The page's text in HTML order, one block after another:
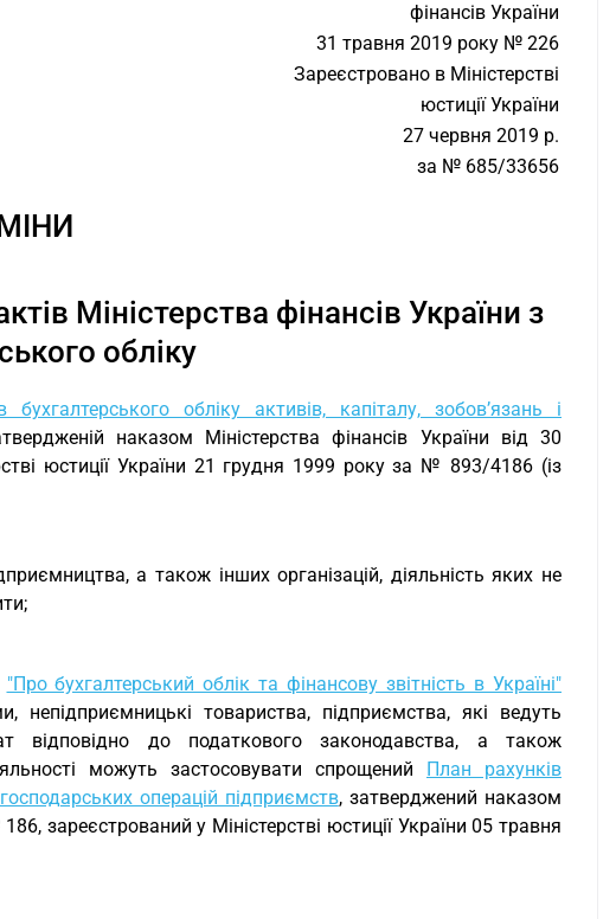
фінансів України
31 травня 2019 року № 226
Зареєстровано в Міністерстві
юстиції України
27 червня 2019 р.
за № 685/33656
Міністерства фінансів України з
обліку
обліку активів, капіталу, зобо­в’язань і
наказом Міністерства фінансів України від 30
юстиції України 21 грудня 1999 року за № 893/4186 (із
а також інших організацій, діяльність яких не
"Про бухгалтерський облік та фінансову звітність в Україні"
непідприємницькі товариства, підприємства, які ведуть
відповідно до податкового законодавства, а також
можуть застосовувати спрощений План рахунків
операцій підприємств, затверджений наказом
зареєстрований у Міністерстві юстиції України 05 травня